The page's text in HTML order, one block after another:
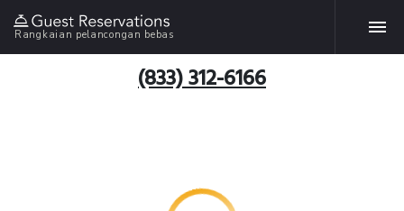
Rangkaian pelancongan bebas
(833) 312-6166